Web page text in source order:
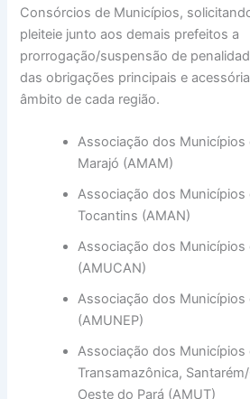
Consórcios de Municípios,
pleiteie junto aos demais prefeitos a
prorrogação/suspensão de
das obrigações principais e
âmbito de cada região.
Associação dos Municípios
Marajó (AMAM)
Associação dos Municípios
Tocantins (AMAN)
Associação dos Municípios
(AMUCAN)
Associação dos Municípios
(AMUNEP)
Associação dos Municípios
Transamazônica,
Oeste do Pará (AMUT)